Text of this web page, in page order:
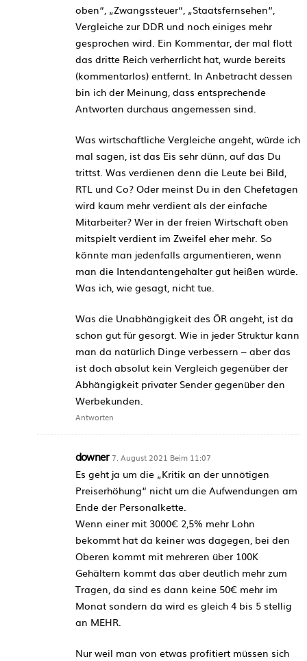
oben“, „Zwangssteuer“, „Staatsfernsehen“,
Vergleiche zur DDR und noch einiges mehr
gesprochen wird. Ein Kommentar, der mal flott
das dritte Reich verherrlicht hat, wurde bereits
(kommentarlos) entfernt. In Anbetracht dessen
bin ich der Meinung, dass entsprechende
Antworten durchaus angemessen sind.
Was wirtschaftliche Vergleiche angeht, würde ich
mal sagen, ist das Eis sehr dünn, auf das Du
trittst. Was verdienen denn die Leute bei Bild,
RTL und Co? Oder meinst Du in den Chefetagen
wird kaum mehr verdient als der einfache
Mitarbeiter? Wer in der freien Wirtschaft oben
mitspielt verdient im Zweifel eher mehr. So
könnte man jedenfalls argumentieren, wenn
man die Intendantengehälter gut heißen würde.
Was ich, wie gesagt, nicht tue.
Was die Unabhängigkeit des ÖR angeht, ist da
schon gut für gesorgt. Wie in jeder Struktur kann
man da natürlich Dinge verbessern – aber das
ist doch absolut kein Vergleich gegenüber der
Abhängigkeit privater Sender gegenüber den
Werbekunden.
Antworten
downer 7. August 2021 Beim 11:07
Es geht ja um die „Kritik an der unnötigen
Preiserhöhung“ nicht um die Aufwendungen am
Ende der Personalkette.
Wenn einer mit 3000€ 2,5% mehr Lohn
bekommt hat da keiner was dagegen, bei den
Oberen kommt mit mehreren über 100K
Gehältern kommt das aber deutlich mehr zum
Tragen, da sind es dann keine 50€ mehr im
Monat sondern da wird es gleich 4 bis 5 stellig
an MEHR.
Nur weil man von etwas profitiert müssen sich